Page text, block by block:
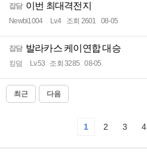
잡담 이번 최대격전지
Newbi1004 Lv.4 조회 2601 08-05
잡담 발라카스 케이연합 대승
킹덤 Lv.53 조회 3285 08-05
최근 다음
1 2 3 4